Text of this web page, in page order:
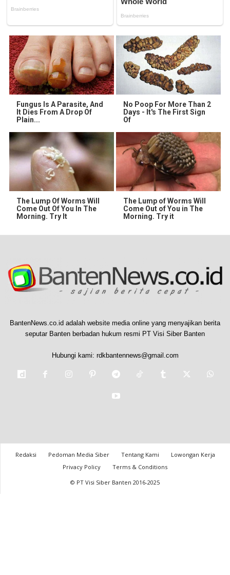
Fungus Is A Parasite, And
It Dies From A Drop Of
Plain...
No Poop For More Than 2
Days - It's The First Sign
Of
The Lump Of Worms Will
Come Out Of You In The
Morning. Try It
The Lump of Worms Will
Come Out of You in The
Morning. Try it
BantenNews.co.id adalah website media online yang menyajikan berita
seputar Banten berbadan hukum resmi PT Visi Siber Banten
Hubungi kami: rdkbantennews@gmail.com
Redaksi Pedoman Media Siber Tentang Kami
Lowongan Kerja
Privacy Policy
Terms & Conditions
© PT Visi Siber Banten 2016-2025